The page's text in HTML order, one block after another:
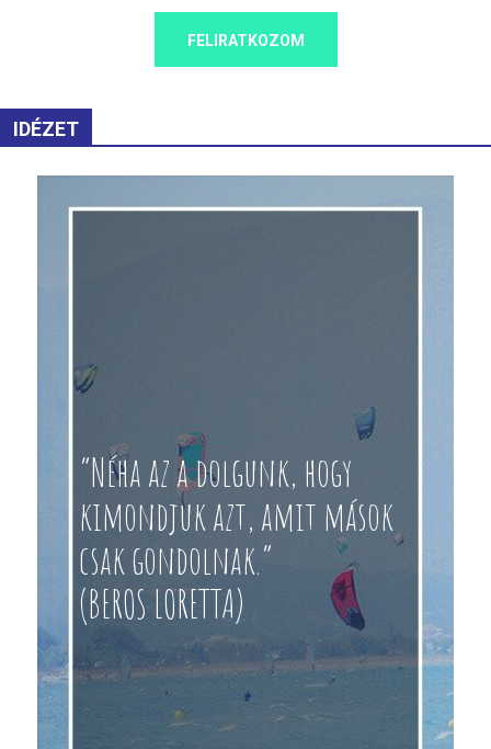
FELIRATKOZOM
IDÉZET
“Néha az a dolgunk, hogy
kimondjuk azt, amit mások
csak gondolnak.”
(BEROS LORETTA)